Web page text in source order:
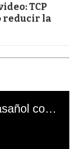
TCP
reducir la
El mal momento de Yanina Gasañol con un hincha argentino en "Subrayado"